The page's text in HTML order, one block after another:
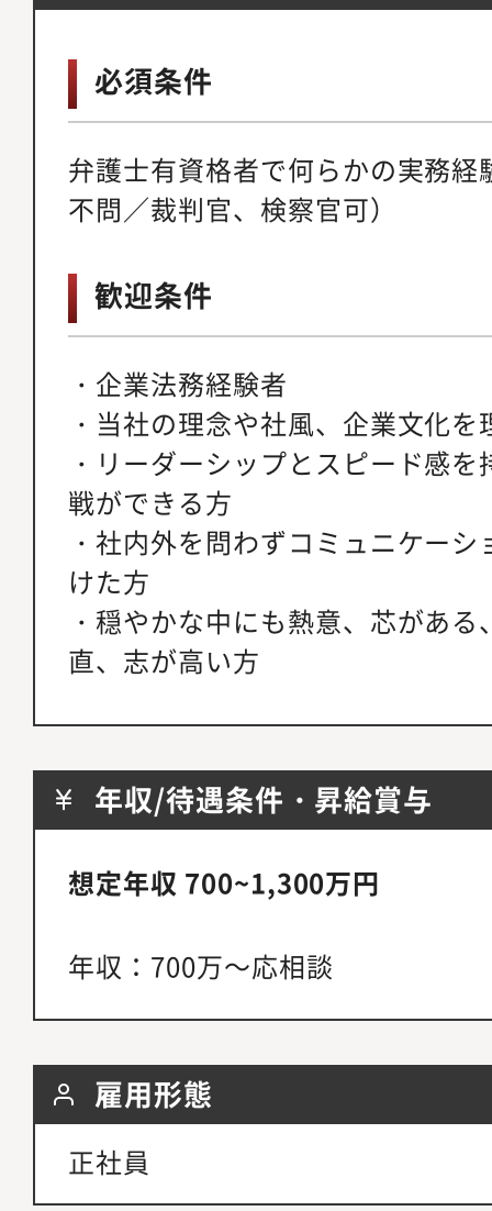
必須条件
弁護士有資格者で何らかの実務
不問／裁判官、検察官可）
歓迎条件
・企業法務経験者
・当社の理念や社風、企業文化
・リーダーシップとスピード感
戦ができる方
・社内外を問わずコミュニケー
けた方
・穏やかな中にも熱意、芯があ
直、志が高い方
年収/待遇条件・昇給賞与
想定年収 700~1,300万円
年収：700万～応相談
雇用形態
正社員